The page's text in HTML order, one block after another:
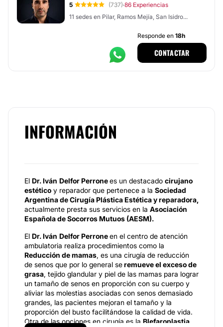
5 (737)·86 Experiencias
11 sedes en Pilar, Ramos Mejía, San Isidro...
Responde en 18h
CONTACTAR
INFORMACIÓN
El Dr. Iván Delfor Perronees un destacado cirujano
estético y reparador que pertenece a la Sociedad
Argentina de Cirugía Plástica Estética y reparadora,
actualmente presta sus servicios en la Asociación
Española de Socorros Mutuos (AESM).
El Dr. Iván Delfor Perroneen el centro de atención
ambulatoria realiza procedimientos como la
Reducción de mamas, es una cirugía de reducción
de senos que por lo general seremueve el exceso de
grasa, tejido glandular y piel de las mamas para lograr
un tamaño de senos en proporción con su cuerpo y
aliviar las molestias asociadas con senos demasiado
grandes, las pacientes mejoran el tamaño y la
proporción del busto facilitándose la calidad de vida.
Otra de las opciones en cirugía es la Blefaroplastia,